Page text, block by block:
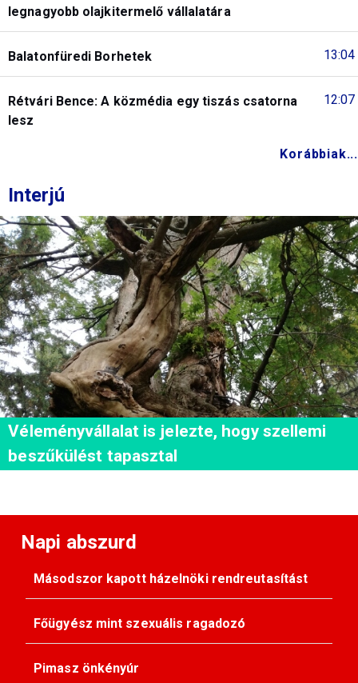
legnagyobb olajkitermelő vállalatára
13:04
Balatonfüredi Borhetek
12:07
Rétvári Bence: A közmédia egy tiszás csatorna
lesz
Korábbiak...
Interjú
Véleményvállalat is jelezte, hogy szellemi
beszűkülést tapasztal
Napi abszurd
Másodszor kapott házelnöki rendreutasítást
Főügyész mint szexuális ragadozó
Pimasz önkényúr